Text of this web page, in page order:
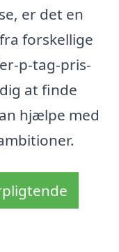
er det en
forskellige
p-tag-pris-
at finde
hjælpe med